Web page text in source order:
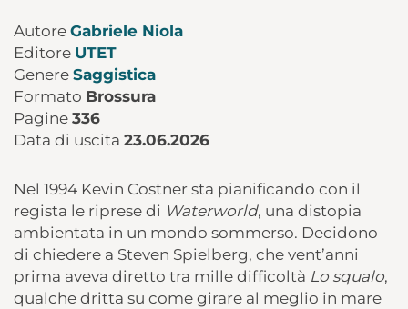
Autore Gabriele Niola
Editore UTET
Genere Saggistica
Formato Brossura
Pagine 336
Data di uscita 23.06.2026
Nel 1994 Kevin Costner sta pianificando con il
regista le riprese di Waterworld, una distopia
ambientata in un mondo sommerso. Decidono
di chiedere a Steven Spielberg, che vent’anni
prima aveva diretto tra mille difficoltà Lo squalo,
qualche dritta su come girare al meglio in mare